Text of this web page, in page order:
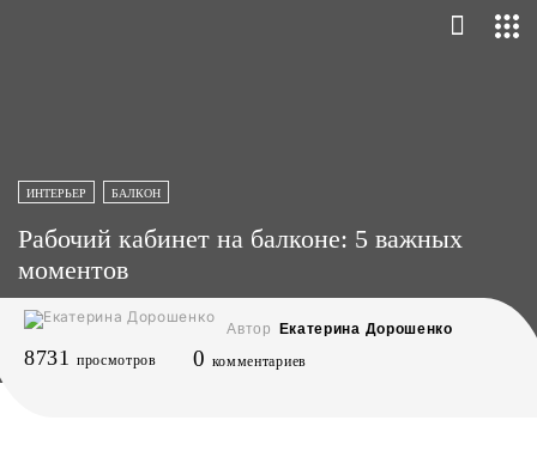
ИНТЕРЬЕР БАЛКОН
Рабочий кабинет на балконе: 5 важных
моментов
Автор Екатерина Дорошенко
8731 просмотров 0 комментариев